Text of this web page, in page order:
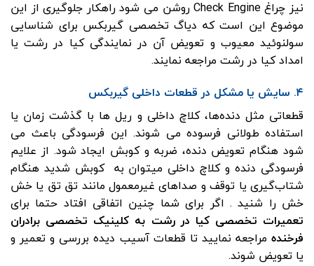
نیز چراغ Check Engine روشن می شود راهکار جلوگیری از این
موضوع این است که دیاگ تخصصی گیربکس برای شناسایی
سولنوئید معیوب و تعویض آن در نمایندگی کیا در رشت یا
امداد کیا در رشت مراجعه نمایند.
۴. سایش یا مشکل در قطعات داخلی گیربکس
قطعاتی مثل دنده‌ها، کلاچ داخلی و ریل ها با گذشت زمان یا
استفاده طولانی فرسوده می شوند. این فرسودگی باعث می
شود هنگام تعویض دنده، ضربه و کوبش ایجاد شود. از علایم
فرسودگی دنده و کلاچ داخلی میتوان به کوبش شدید هنگام
شتاب‌گیری یا توقف و صداهای غیرمعمول مانند تق تق یا خش
خش را شنید . اگر برای شما چنین اتفاقی افتاد حتما برای
تعمیرات تخصصی کیا در رشت به کلینیک تخصصی برادران
فرخنده مراجعه نمایید تا قطعات آسیب دیده بررسی و تعمیر و
یا تعویض شوند.